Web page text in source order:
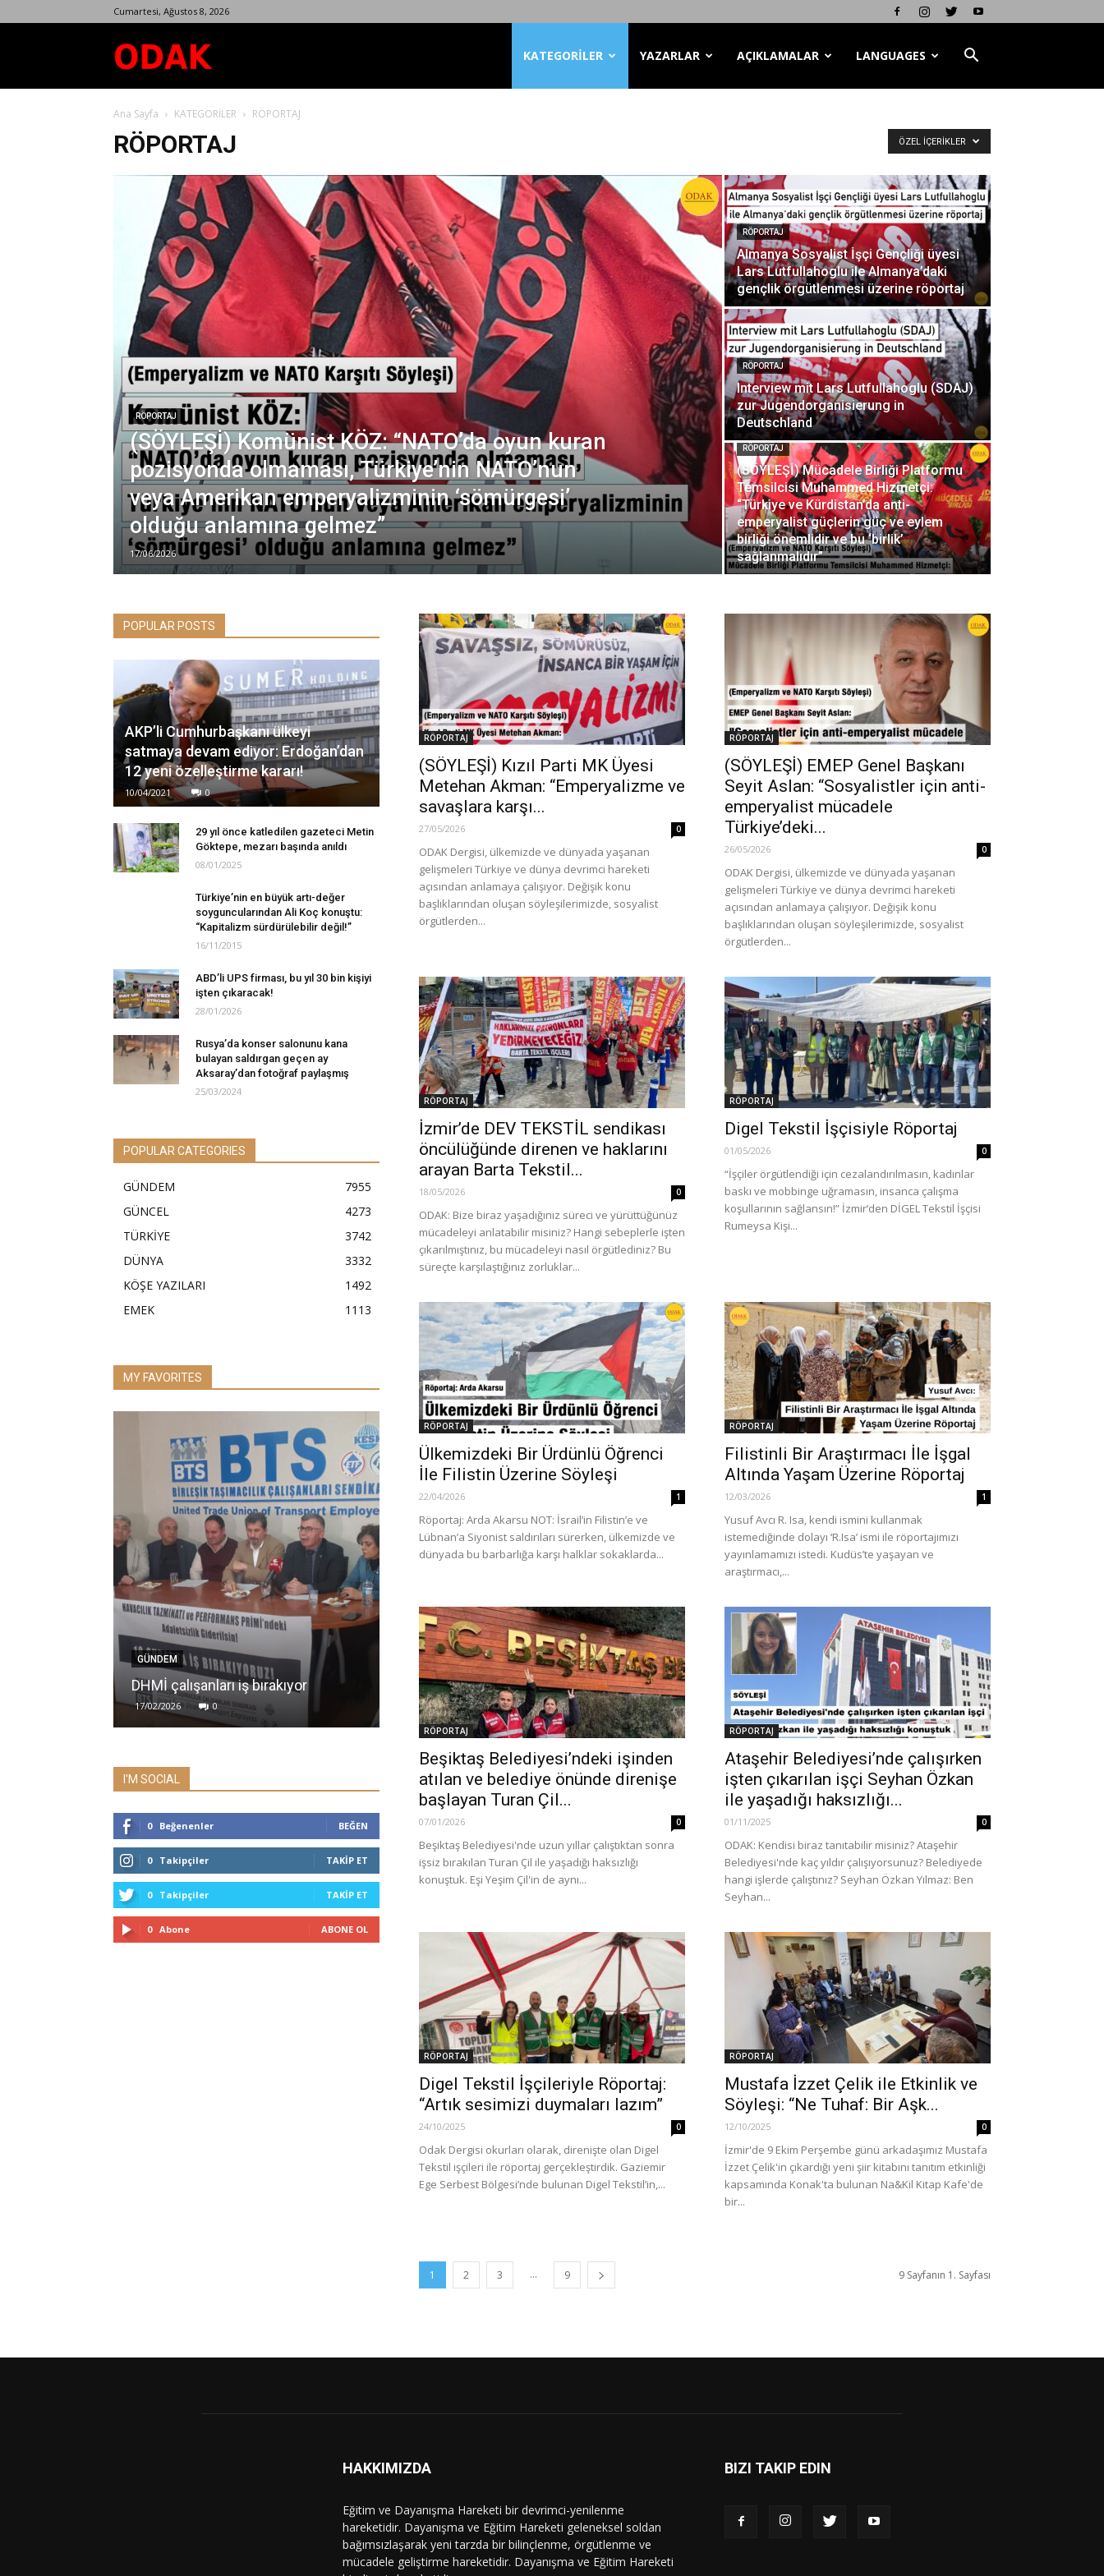
Cumartesi, Ağustos 8, 2026
Dergisi
KATEGORİLER YAZARLAR AÇIKLAMALAR LANGUAGES
Ana Sayfa KATEGORİLER RÖPORTAJ
RÖPORTAJ ÖZEL İÇERIKLER
RÖPORTAJ
(SÖYLEŞİ) Komünist KÖZ: “NATO’da oyun kuran
pozisyonda olmaması, Türkiye’nin NATO’nun
veya Amerikan emperyalizminin ‘sömürgesi’
olduğu anlamına gelmez”
17/06/2026
RÖPORTAJ
Almanya Sosyalist İşçi Gençliği üyesi
Lars Lutfullahoglu ile Almanya’daki
gençlik örgütlenmesi üzerine röportaj
RÖPORTAJ
Interview mit Lars Lutfullahoglu (SDAJ)
zur Jugendorganisierung in
Deutschland
RÖPORTAJ
(SÖYLEŞİ) Mücadele Birliği Platformu
Temsilcisi Muhammed Hizmetçi:
“Türkiye ve Kürdistan’da anti-
emperyalist güçlerin güç ve eylem
birliği önemlidir ve bu ‘birlik’
sağlanmalıdır”
RÖPORTAJ
(SÖYLEŞİ) Kızıl Parti MK Üyesi
Metehan Akman: “Emperyalizme ve
savaşlara karşı...
27/05/2026 0
ODAK Dergisi, ülkemizde ve dünyada yaşanan
gelişmeleri Türkiye ve dünya devrimci hareketi
açısından anlamaya çalışıyor. Değişik konu
başlıklarından oluşan söyleşilerimizde, sosyalist
örgütlerden...
RÖPORTAJ
(SÖYLEŞİ) EMEP Genel Başkanı
Seyit Aslan: “Sosyalistler için anti-
emperyalist mücadele
Türkiye’deki...
26/05/2026 0
ODAK Dergisi, ülkemizde ve dünyada yaşanan
gelişmeleri Türkiye ve dünya devrimci hareketi
açısından anlamaya çalışıyor. Değişik konu
başlıklarından oluşan söyleşilerimizde, sosyalist
örgütlerden...
RÖPORTAJ
İzmir’de DEV TEKSTİL sendikası
öncülüğünde direnen ve haklarını
arayan Barta Tekstil...
18/05/2026 0
ODAK: Bize biraz yaşadığınız süreci ve yürüttüğünüz
mücadeleyi anlatabilir misiniz? Hangi sebeplerle işten
çıkarılmıştınız, bu mücadeleyi nasıl örgütlediniz? Bu
süreçte karşılaştığınız zorluklar...
RÖPORTAJ
Digel Tekstil İşçisiyle Röportaj
01/05/2026 0
“İşçiler örgütlendiği için cezalandırılmasın, kadınlar
baskı ve mobbinge uğramasın, insanca çalışma
koşullarının sağlansın!” İzmir’den DİGEL Tekstil İşçisi
Rumeysa Kişi...
RÖPORTAJ
Ülkemizdeki Bir Ürdünlü Öğrenci
İle Filistin Üzerine Söyleşi
22/04/2026 1
Röportaj: Arda Akarsu NOT: İsrail’in Filistin’e ve
Lübnan’a Siyonist saldırıları sürerken, ülkemizde ve
dünyada bu barbarlığa karşı halklar sokaklarda...
RÖPORTAJ
Filistinli Bir Araştırmacı İle İşgal
Altında Yaşam Üzerine Röportaj
12/03/2026 1
Yusuf Avcı R. Isa, kendi ismini kullanmak
istemediğinde dolayı ‘R.Isa’ ismi ile röportajımızı
yayınlamamızı istedi. Kudüs’te yaşayan ve
araştırmacı,...
RÖPORTAJ
Beşiktaş Belediyesi’ndeki işinden
atılan ve belediye önünde direnişe
başlayan Turan Çil...
07/01/2026 0
Beşiktaş Belediyesi'nde uzun yıllar çalıştıktan sonra
işsiz bırakılan Turan Çil ile yaşadığı haksızlığı
konuştuk. Eşi Yeşim Çil'in de aynı...
RÖPORTAJ
Ataşehir Belediyesi’nde çalışırken
işten çıkarılan işçi Seyhan Özkan
ile yaşadığı haksızlığı...
01/11/2025 0
ODAK: Kendisi biraz tanıtabilir misiniz? Ataşehir
Belediyesi'nde kaç yıldır çalışıyorsunuz? Belediyede
hangi işlerde çalıştınız? Seyhan Özkan Yılmaz: Ben
Seyhan...
RÖPORTAJ
Digel Tekstil İşçileriyle Röportaj:
“Artık sesimizi duymaları lazım”
24/10/2025 0
Odak Dergisi okurları olarak, direnişte olan Digel
Tekstil işçileri ile röportaj gerçekleştirdik. Gaziemir
Ege Serbest Bölgesi’nde bulunan Digel Tekstil’in,...
RÖPORTAJ
Mustafa İzzet Çelik ile Etkinlik ve
Söyleşi: “Ne Tuhaf: Bir Aşk...
12/10/2025 0
İzmir'de 9 Ekim Perşembe günü arkadaşımız Mustafa
İzzet Çelik'in çıkardığı yeni şiir kitabını tanıtım etkinliği
kapsamında Konak'ta bulunan Na&Kil Kitap Kafe'de
bir...
1 2 3 ... 9 9 Sayfanın 1. Sayfası
POPULAR POSTS
AKP’li Cumhurbaşkanı ülkeyi
satmaya devam ediyor: Erdoğan’dan
12 yeni özelleştirme kararı!
10/04/2021 0
29 yıl önce katledilen gazeteci Metin
Göktepe, mezarı başında anıldı
08/01/2025
Türkiye’nin en büyük artı-değer
soyguncularından Ali Koç konuştu:
“Kapitalizm sürdürülebilir değil!”
16/11/2015
ABD’li UPS firması, bu yıl 30 bin kişiyi
işten çıkaracak!
28/01/2026
Rusya’da konser salonunu kana
bulayan saldırgan geçen ay
Aksaray’dan fotoğraf paylaşmış
25/03/2024
POPULAR CATEGORIES
GÜNDEM
7955
GÜNCEL
4273
TÜRKİYE
3742
DÜNYA
3332
KÖŞE YAZILARI
1492
EMEK
1113
MY FAVORITES
GÜNDEM
DHMİ çalışanları iş bırakıyor
17/02/2026 0
GÜNCEL
Devlet Bahçeli: “Üniversite
sınavlarını kaldıracağımız günler
çok uzak değil”
20/06/2023 0
GÜNCEL
Umut-Sen Maltepe’de 7.
konferansını düzenliyor
05/11/2023 0
DÜNYA
PUTİN: SIRANIN BİZE
BEKLEMEYECEĞİZ
16/11/2015
I'M SOCIAL
0 Beğenenler BEĞEN
0 Takipçiler TAKIP ET
0 Takipçiler TAKIP ET
0 Abone ABONE OL
HAKKIMIZDA
Eğitim ve Dayanışma Hareketi bir devrimci-yenilenme
hareketidir. Dayanışma ve Eğitim Hareketi geleneksel soldan
bağımsızlaşarak yeni tarzda bir bilinçlenme, örgütlenme ve
mücadele geliştirme hareketidir. Dayanışma ve Eğitim Hareketi
BIZI TAKIP EDIN